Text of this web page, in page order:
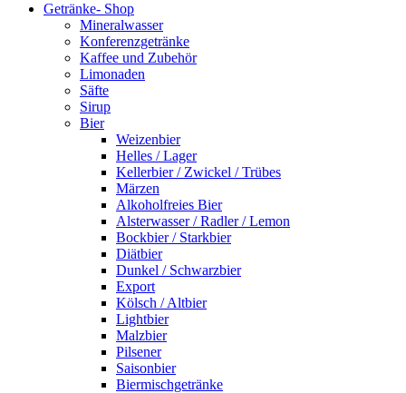
Getränke- Shop
Mineralwasser
Konferenzgetränke
Kaffee und Zubehör
Limonaden
Säfte
Sirup
Bier
Weizenbier
Helles / Lager
Kellerbier / Zwickel / Trübes
Märzen
Alkoholfreies Bier
Alsterwasser / Radler / Lemon
Bockbier / Starkbier
Diätbier
Dunkel / Schwarzbier
Export
Kölsch / Altbier
Lightbier
Malzbier
Pilsener
Saisonbier
Biermischgetränke